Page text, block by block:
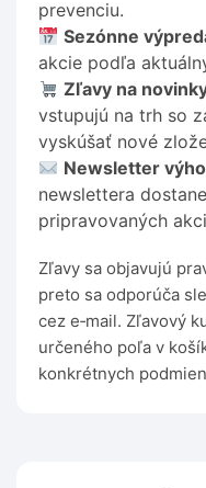
prevenciu.
Sezónne
akcie podľa
Zľavy na
vstupujú na trh so
vyskúšať nové
Newsletter
newslettera
pripravovaných
Zľavy sa objavujú
preto sa odporúča
cez e‑mail. Zľavový
určeného poľa v
konkrétnych